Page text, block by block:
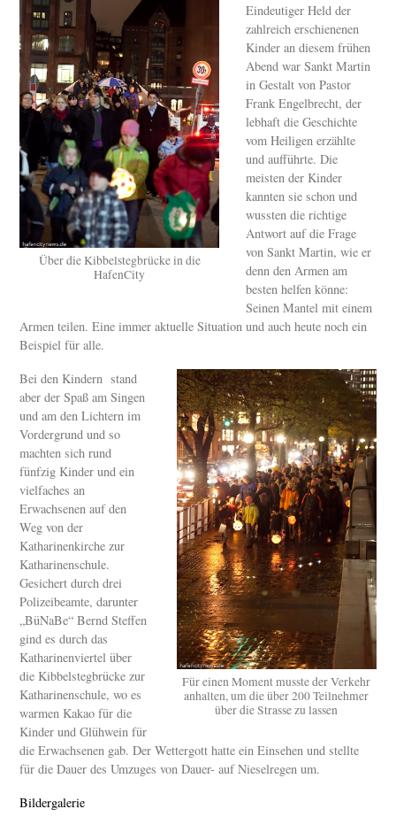
Über die Kibbelstegbrücke in die
HafenCity
Eindeutiger Held der
zahlreich erschienenen
Kinder an diesem frühen
Abend war Sankt Martin
in Gestalt von Pastor
Frank Engelbrecht, der
lebhaft die Geschichte
vom Heiligen erzählte
und aufführte. Die
meisten der Kinder
kannten sie schon und
wussten die richtige
Antwort auf die Frage
von Sankt Martin, wie er
denn den Armen am
besten helfen könne:
Seinen Mantel mit einem
Armen teilen. Eine immer aktuelle Situation und auch heute noch ein
Beispiel für alle.
Für einen Moment musste der Verkehr
anhalten, um die über 200 Teilnehmer
über die Strasse zu lassen
Bei den Kindern stand
aber der Spaß am Singen
und am den Lichtern im
Vordergrund und so
machten sich rund
fünfzig Kinder und ein
vielfaches an
Erwachsenen auf den
Weg von der
Katharinenkirche zur
Katharinenschule.
Gesichert durch drei
Polizeibeamte, darunter
„BüNaBe“ Bernd Steffen
gind es durch das
Katharinenviertel über
die Kibbelstegbrücke zur
Katharinenschule, wo es
warmen Kakao für die
Kinder und Glühwein für
die Erwachsenen gab. Der Wettergott hatte ein Einsehen und stellte
für die Dauer des Umzuges von Dauer- auf Nieselregen um.
Bildergalerie